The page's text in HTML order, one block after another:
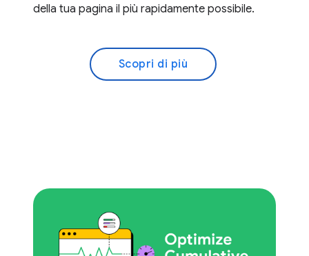
della tua pagina il più rapidamente possibile.
Scopri di più